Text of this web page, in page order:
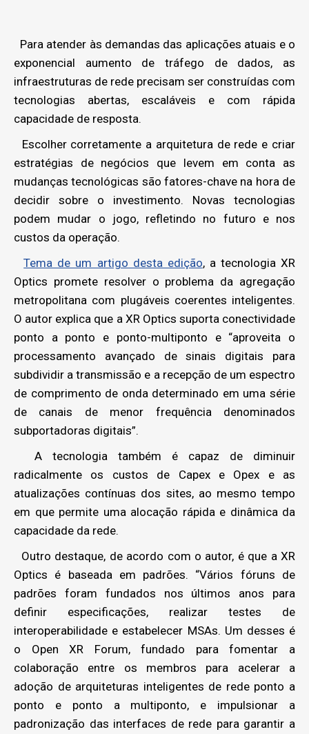
Para atender às demandas das aplicações atuais e o
exponencial aumento de tráfego de dados, as
infraestruturas de rede precisam ser construídas com
tecnologias abertas, escaláveis e com rápida
capacidade de resposta.
Escolher corretamente a arquitetura de rede e criar
estratégias de negócios que levem em conta as
mudanças tecnológicas são fatores-chave na hora de
decidir sobre o investimento. Novas tecnologias
podem mudar o jogo, refletindo no futuro e nos
custos da operação.
Tema de um artigo desta edição, a tecnologia XR
Optics promete resolver o problema da agregação
metropolitana com plugáveis coerentes inteligentes.
O autor explica que a XR Optics suporta conectividade
ponto a ponto e ponto-multiponto e “aproveita o
processamento avançado de sinais digitais para
subdividir a transmissão e a recepção de um espectro
de comprimento de onda determinado em uma série
de canais de menor frequência denominados
subportadoras digitais”.
A tecnologia também é capaz de diminuir
radicalmente os custos de Capex e Opex e as
atualizações contínuas dos sites, ao mesmo tempo
em que permite uma alocação rápida e dinâmica da
capacidade da rede.
Outro destaque, de acordo com o autor, é que a XR
Optics é baseada em padrões. “Vários fóruns de
padrões foram fundados nos últimos anos para
definir especificações, realizar testes de
interoperabilidade e estabelecer MSAs. Um desses é
o Open XR Forum, fundado para fomentar a
colaboração entre os membros para acelerar a
adoção de arquiteturas inteligentes de rede ponto a
ponto e ponto a multiponto, e impulsionar a
padronização das interfaces de rede para garantir a